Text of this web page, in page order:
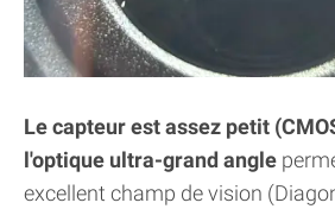
Le capteur est assez petit
l'optique ultra-grand angle
excellent champ de vision